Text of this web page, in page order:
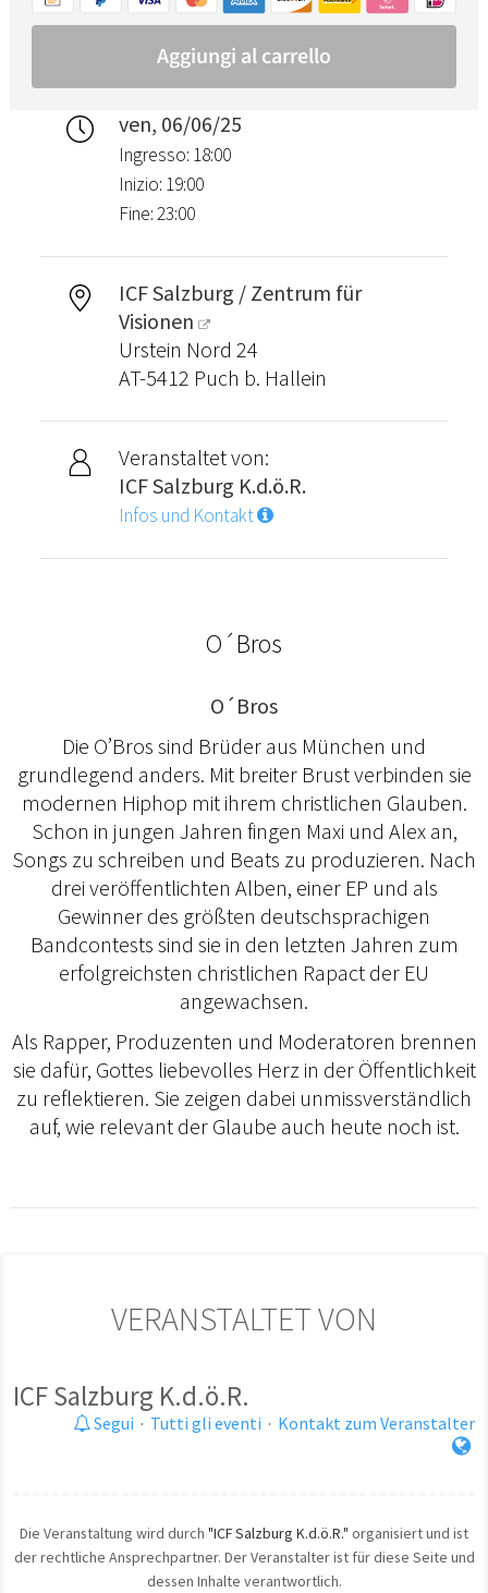
ven, 06/06/25
Ingresso: 18:00
Inizio: 19:00
Fine: 23:00
ICF Salzburg / Zentrum für
Visionen
Urstein Nord 24
AT-5412 Puch b. Hallein
Veranstaltet von:
ICF Salzburg K.d.ö.R.
Infos und Kontakt
O´Bros
O´Bros
Die O’Bros sind Brüder aus München und
grundlegend anders. Mit breiter Brust verbinden sie
modernen Hiphop mit ihrem christlichen Glauben.
Schon in jungen Jahren fingen Maxi und Alex an,
Songs zu schreiben und Beats zu produzieren. Nach
drei veröffentlichten Alben, einer EP und als
Gewinner des größten deutschsprachigen
Bandcontests sind sie in den letzten Jahren zum
erfolgreichsten christlichen Rapact der EU
angewachsen.
Als Rapper, Produzenten und Moderatoren brennen
sie dafür, Gottes liebevolles Herz in der Öffentlichkeit
zu reflektieren. Sie zeigen dabei unmissverständlich
auf, wie relevant der Glaube auch heute noch ist.
VERANSTALTET VON
ICF Salzburg K.d.ö.R.
Segui · Tutti gli eventi · Kontakt zum Veranstalter
Die Veranstaltung wird durch "ICF Salzburg K.d.ö.R." organisiert und ist
der rechtliche Ansprechpartner. Der Veranstalter ist für diese Seite und
dessen Inhalte verantwortlich.